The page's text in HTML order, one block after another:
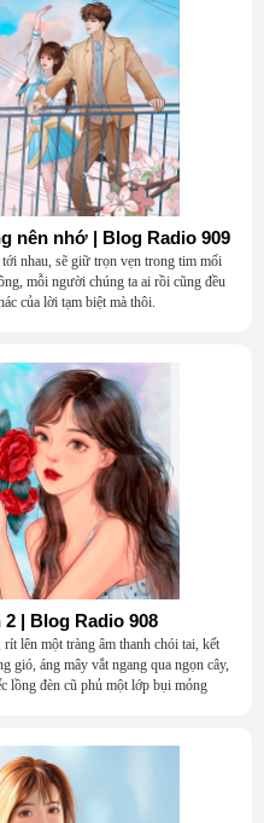
nên nhớ | Blog Radio 909
nhau, sẽ giữ trọn vẹn trong tim mối
mỗi người chúng ta ai rồi cũng đều
của lời tạm biệt mà thôi.
| Blog Radio 908
lên một tràng âm thanh chói tai, kết
gió, áng mây vắt ngang qua ngọn cây,
lồng đèn cũ phủ một lớp bụi mỏng